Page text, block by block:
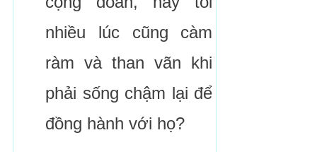
nhiều lúc cũng càm
ràm và than vãn khi
phải sống chậm lại để
đồng hành với họ?